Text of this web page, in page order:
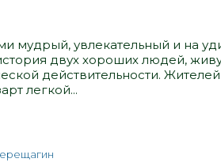
мудрый, увлекательный и на
двух хороших людей,
действительности.
легкой...